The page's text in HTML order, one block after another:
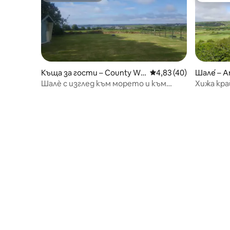
Къща за гости – County Wa
terford
Средна оценка: 4,83
4,83 (40)
Шалѐ с изглед към морето и към
Шале́ –
Хижа